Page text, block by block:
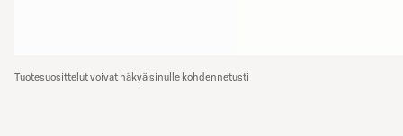
Tuotesuosittelut voivat näkyä sinulle kohdennetusti